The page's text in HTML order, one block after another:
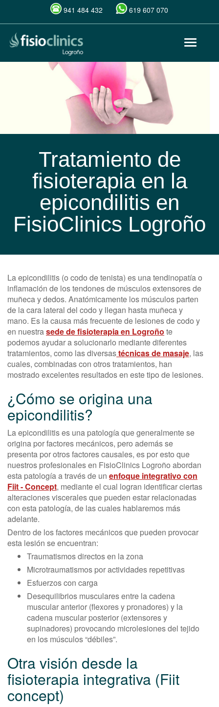
Pasar
contenido
941 484 432 619 607 070
Toggle
Tratamiento de
fisioterapia en la
epicondilitis en
FisioClinics Logroño
La epicondilitis (o codo de tenista) es una tendinopatía o
inflamación de los tendones de músculos extensores de
muñeca y dedos. Anatómicamente los músculos parten
de la cara lateral del codo y llegan hasta muñeca y
mano. Es la causa más frecuente de lesiones de codo y
en nuestrasede de fisioterapia en Logroño te
podemos ayudar a solucionarlo mediante diferentes
tratamientos, como las diversastécnicas de masaje, las
cuales, combinadas con otros tratamientos, han
mostrado excelentes resultados en este tipo de lesiones.
¿Cómo se origina una
epicondilitis?
La epicondilitis es una patología que generalmente se
origina por factores mecánicos, pero además se
presenta por otros factores causales, es por esto que
nuestros profesionales en FisioClinics Logroño abordan
esta patología a través de un enfoque integrativo con
Fiit - Concept, mediante el cual logran identificar ciertas
alteraciones viscerales que pueden estar relacionadas
con esta patología, de las cuales hablaremos más
adelante.
Dentro de los factores mecánicos que pueden provocar
esta lesión se encuentran:
Traumatismos directos en la zona
Microtraumatismos por actividades repetitivas
Esfuerzos con carga
Desequilibrios musculares entre la cadena
muscular anterior (flexores y pronadores) y la
cadena muscular posterior (extensores y
supinadores) provocando microlesiones del tejido
en los músculos “débiles”.
Otra visión desde la
fisioterapia integrativa (Fiit
concept)